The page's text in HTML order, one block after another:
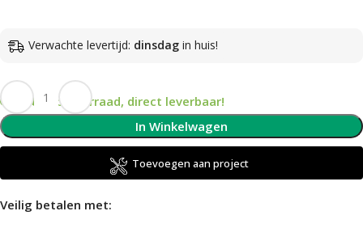
Verwachte levertijd: dinsdag in huis!
Op voorraad, direct leverbaar!
In Winkelwagen
Toevoegen aan project
Veilig betalen met: